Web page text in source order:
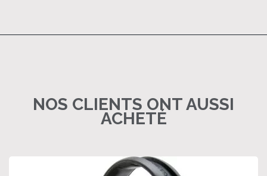
NOS CLIENTS ONT AUSSI
ACHETÉ